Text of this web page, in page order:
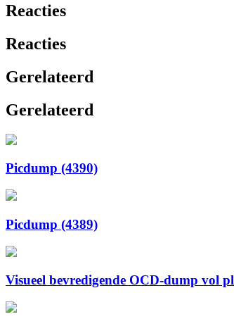
Reacties
Reacties
Gerelateerd
Gerelateerd
Picdump (4390)
Picdump (4389)
Visueel bevredigende OCD-dump vol